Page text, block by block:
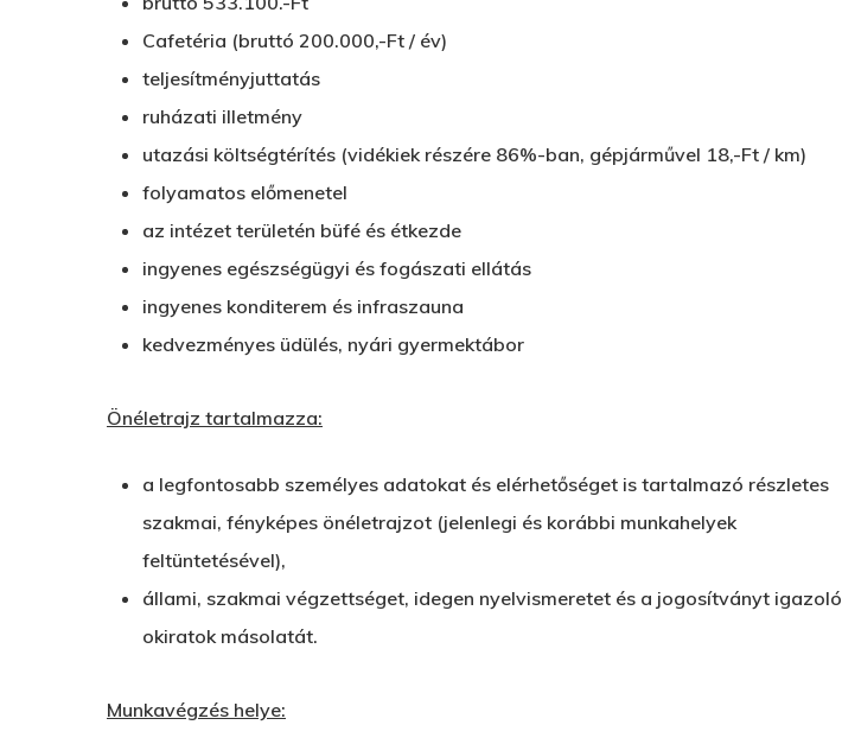
Cafetéria (bruttó 200.000,-Ft / év)
teljesítményjuttatás
ruházati illetmény
utazási költségtérítés (vidékiek részére 86%-ban, gépjárművel 18,-Ft / km)
folyamatos előmenetel
az intézet területén büfé és étkezde
ingyenes egészségügyi és fogászati ellátás
ingyenes konditerem és infraszauna
kedvezményes üdülés, nyári gyermektábor
Önéletrajz tartalmazza:
a legfontosabb személyes adatokat és elérhetőséget is tartalmazó részletes
szakmai, fényképes önéletrajzot (jelenlegi és korábbi munkahelyek
feltüntetésével),
állami, szakmai végzettséget, idegen nyelvismeretet és a jogosítványt igazoló
okiratok másolatát.
Munkavégzés helye: